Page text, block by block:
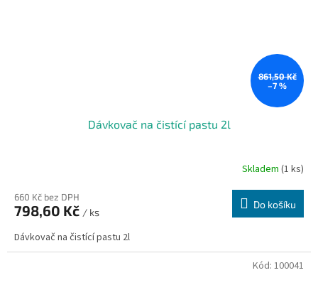
861,50 Kč
–7 %
Dávkovač na čistící pastu 2l
Skladem (1 ks)
660 Kč bez DPH
798,60 Kč / ks
Do košíku
Dávkovač na čistící pastu 2l
Kód: 100041